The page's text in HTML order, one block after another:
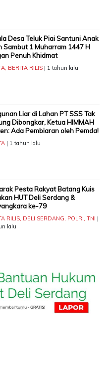
Desa Teluk Piai Santuni Anak
Sambut 1 Muharram 1447 H
Penuh Khidmat
, BERITA RILIS| 1 tahun lalu
Liar di Lahan PT SSS Tak
Dibongkar, Ketua HIMMAH
Ada Pembiaran oleh Pemda!
| 1 tahun lalu
Pesta Rakyat Batang Kuis
HUT Deli Serdang &
ke-79
RILIS, DELI SERDANG POLRI TNI |
lalu